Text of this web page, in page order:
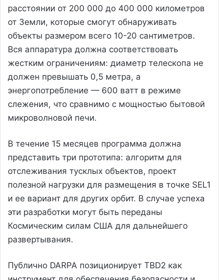
расстоянии от 200 000 до 400 000 километров
от Земли, которые смогут обнаруживать
объекты размером всего 10-20 сантиметров.
Вся аппаратура должна соответствовать
жестким ограничениям: диаметр телескопа не
должен превышать 0,5 метра, а
энергопотребление — 600 ватт в режиме
слежения, что сравнимо с мощностью бытовой
микроволновой печи.
В течение 15 месяцев программа должна
представить три прототипа: алгоритм для
отслеживания тусклых объектов, проект
полезной нагрузки для размещения в точке SEL1
и ее вариант для других орбит. В случае успеха
эти разработки могут быть переданы
Космическим силам США для дальнейшего
развертывания.
Публично DARPA позиционирует TBD2 как